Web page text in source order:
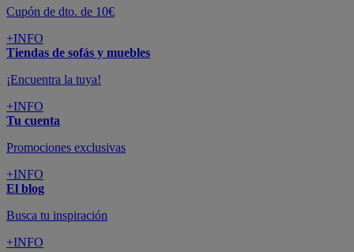
Cupón de dto. de 10€
+INFO
Tiendas de sofás y muebles
¡Encuentra la tuya!
+INFO
Tu cuenta
Promociones exclusivas
+INFO
El blog
Busca tu inspiración
+INFO